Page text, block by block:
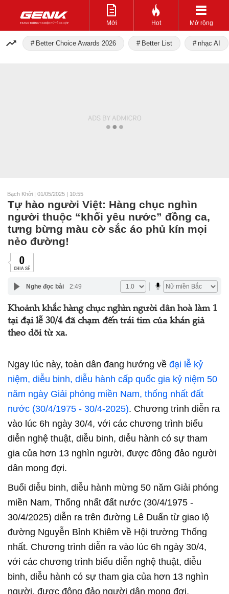
Mới Hot Mở rộng
Better Choice Awards 2026 Better List nhạc AI
Bạch Khởi | 01/05/2025 | 10:55
Tự hào người Việt: Hàng chục nghìn
người thuộc “khối yêu nước” đồng ca,
tưng bừng màu cờ sắc áo phủ kín mọi
nẻo đường!
0
CHIA SẺ
Nghe đọc bài 2:49
Khoảnh khắc hàng chục nghìn người dân hoà làm 1
tại đại lễ 30/4 đã chạm đến trái tim của khán giả
theo dõi từ xa.
Ngay lúc này, toàn dân đang hướng về đại lễ kỷ
niệm, diễu binh, diễu hành cấp quốc gia kỷ niệm 50
năm ngày Giải phóng miền Nam, thống nhất đất
nước (30/4/1975 - 30/4-2025). Chương trình diễn ra
vào lúc 6h ngày 30/4, với các chương trình biểu
diễn nghệ thuật, diễu binh, diễu hành có sự tham
gia của hơn 13 nghìn người, được đông đảo người
dân mong đợi.
Buổi diễu binh, diễu hành mừng 50 năm Giải phóng
miền Nam, Thống nhất đất nước (30/4/1975 -
30/4/2025) diễn ra trên đường Lê Duẩn từ giao lộ
đường Nguyễn Bỉnh Khiêm về Hội trường Thống
nhất. Chương trình diễn ra vào lúc 6h ngày 30/4,
với các chương trình biểu diễn nghệ thuật, diễu
binh, diễu hành có sự tham gia của hơn 13 nghìn
người, được đông đảo người dân mong đợi.